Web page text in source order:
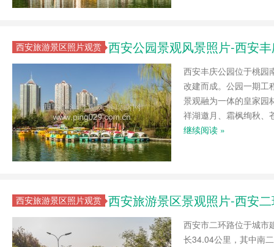
西安旅游景区照片观赏 西安公园景观风景照片-西安
西安丰庆公园位于桃园
改建而成。公园一期工
景观融为一体的皇家园
祥湖邀月、霜枫绚秋
继续阅读 »
西安旅游景区照片观赏 西安旅游景区景观照片-西安
西安市二环路位于城
长34.04公里，其中南